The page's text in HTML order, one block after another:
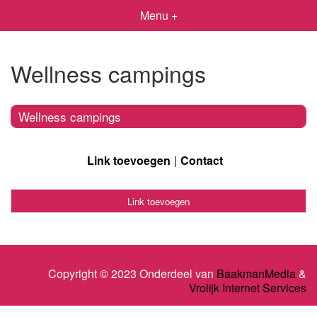
Menu +
Wellness campings
Wellness campings
Link toevoegen Contact
Link toevoegen
Copyright © 2023 Onderdeel van BaakmanMedia&
Vrolijk Internet Services